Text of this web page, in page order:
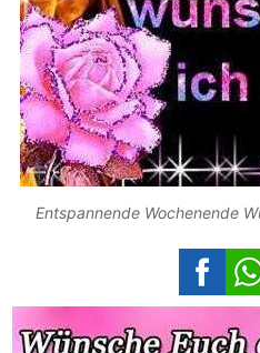
Entspannende Wochenende